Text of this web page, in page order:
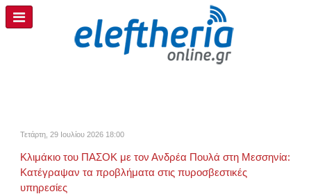
Τετάρτη, 29 Ιουλίου 2026 18:00
Κλιμάκιο του ΠΑΣΟΚ με τον Ανδρέα Πουλά στη Μεσσηνία:
Κατέγραψαν τα προβλήματα στις πυροσβεστικές
υπηρεσίες